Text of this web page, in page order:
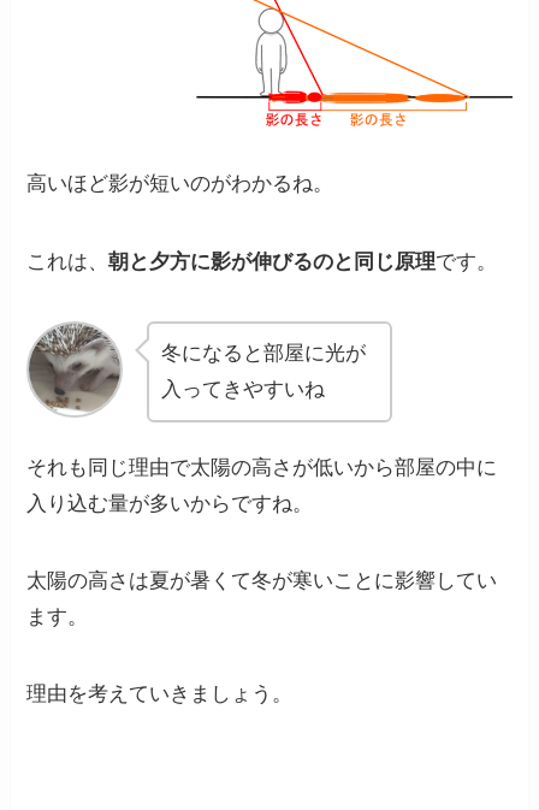
高いほど影が短いのがわかるね。
これは、朝と夕方に影が伸びるのと同じ原理です。
冬になると部屋に光が
入ってきやすいね
それも同じ理由で太陽の高さが低いから部屋の中に
入り込む量が多いからですね。
太陽の高さは夏が暑くて冬が寒いことに影響してい
ます。
理由を考えていきましょう。